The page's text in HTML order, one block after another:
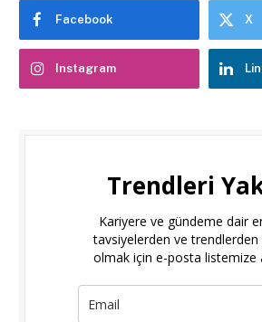
Facebook X
Instagram
Trendleri
Kariyere ve gündeme dair
tavsiyelerden ve trendlerden
olmak için e-posta listemize